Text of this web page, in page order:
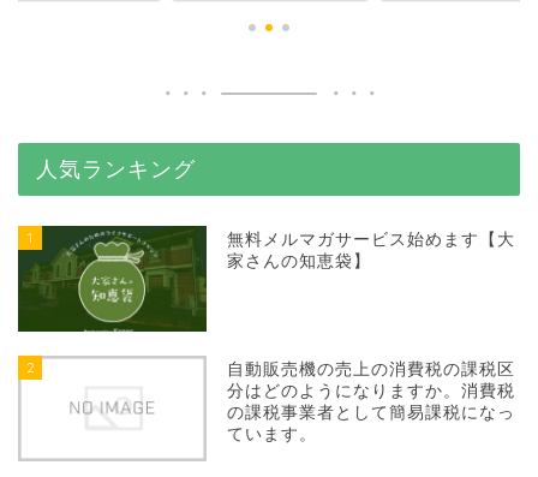
人気ランキング
1
無料メルマガサービス始めます【大
家さんの知恵袋】
2
自動販売機の売上の消費税の課税区
分はどのようになりますか。消費税
の課税事業者として簡易課税になっ
ています。